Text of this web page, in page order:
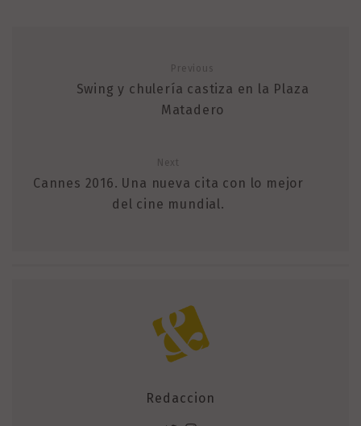
Previous
Swing y chulería castiza en la Plaza
Matadero
Next
Cannes 2016. Una nueva cita con lo mejor
del cine mundial.
Redaccion